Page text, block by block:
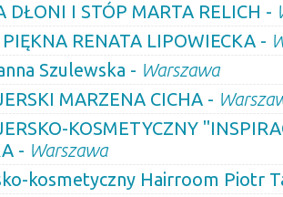
DŁONI I STÓP MARTA RELICH -
RENATA LIPOWIECKA -
Szulewska - Warszawa
MARZENA CICHA -
KOSMETYCZNY
- Warszawa
kosmetyczny Hairroom Piotr